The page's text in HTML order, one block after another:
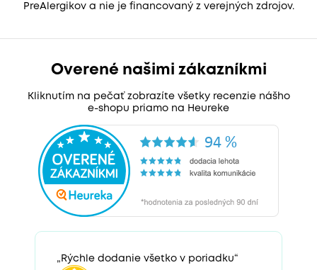
PreAlergikov a nie je financovaný z verejných zdrojov.
Overené našimi zákazníkmi
Kliknutím na pečať zobrazíte všetky recenzie nášho
e-shopu priamo na Heureke
„Rýchle dodanie všetko v poriadku“